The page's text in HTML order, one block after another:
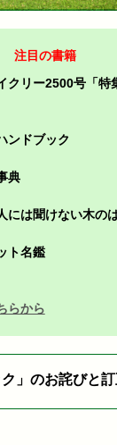
注目の書籍
クリー2500号「特
ンドブック
典
には聞けない木の
ト名鑑
らから
ク」のお詫びと